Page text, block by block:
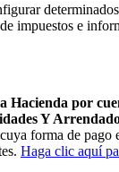
impuestos e
Hacienda por
Y
forma de pago
Haga clic aquí